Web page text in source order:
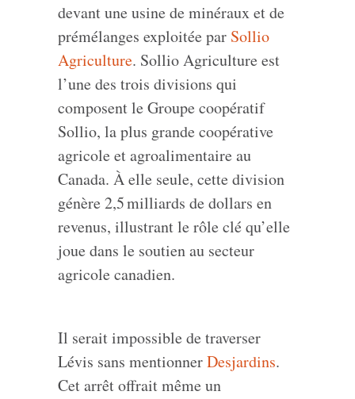
devant une usine de minéraux et de
prémélanges exploitée par Sollio
Agriculture. Sollio Agriculture est
l’une des trois divisions qui
composent le Groupe coopératif
Sollio, la plus grande coopérative
agricole et agroalimentaire au
Canada. À elle seule, cette division
génère 2,5 milliards de dollars en
revenus, illustrant le rôle clé qu’elle
joue dans le soutien au secteur
agricole canadien.
Il serait impossible de traverser
Lévis sans mentionnerDesjardins.
Cet arrêt offrait même un